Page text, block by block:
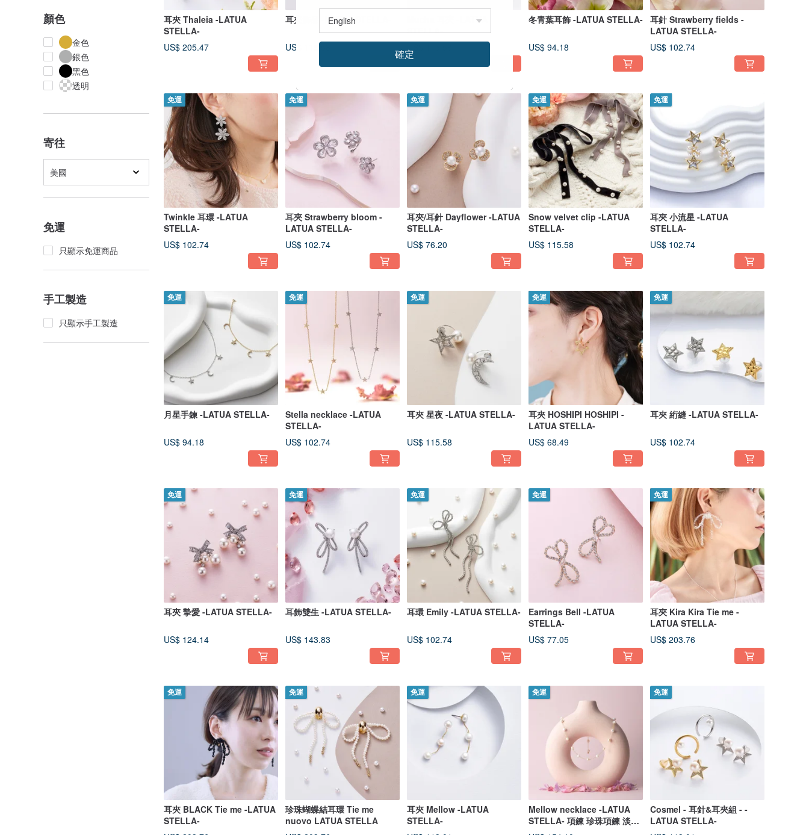
顏色
金色
銀色
黑色
透明
寄往
美國
免運
只顯示免運商品
手工製造
只顯示手工製造
耳夾 Thaleia -LATUA
STELLA-
US$ 205.47
耳夾飾品 -LATUA STELLA-
US$ 115.58
Mucha 耳夾 -LATUA
STELLA-
US$ 115.58
冬青葉耳飾 -LATUA STELLA-
US$ 94.18
耳針 Strawberry fields -
LATUA STELLA-
US$ 102.74
免運
Twinkle 耳環 -LATUA
STELLA-
US$ 102.74
免運
耳夾 Strawberry bloom -
LATUA STELLA-
US$ 102.74
免運
耳夾/耳針 Dayflower -LATUA
STELLA-
US$ 76.20
免運
Snow velvet clip -LATUA
STELLA-
US$ 115.58
免運
耳夾 小流星 -LATUA
STELLA-
US$ 102.74
免運
月星手鍊 -LATUA STELLA-
US$ 94.18
免運
Stella necklace -LATUA
STELLA-
US$ 102.74
免運
耳夾 星夜 -LATUA STELLA-
US$ 115.58
免運
耳夾 HOSHIPI HOSHIPI -
LATUA STELLA-
US$ 68.49
免運
耳夾 絎縫 -LATUA STELLA-
US$ 102.74
免運
耳夾 摯愛 -LATUA STELLA-
US$ 124.14
免運
耳飾雙生 -LATUA STELLA-
US$ 143.83
免運
耳環 Emily -LATUA STELLA-
US$ 102.74
免運
Earrings Bell -LATUA
STELLA-
US$ 77.05
免運
耳夾 Kira Kira Tie me -
LATUA STELLA-
US$ 203.76
免運
耳夾 BLACK Tie me -LATUA
STELLA-
免運
珍珠蝴蝶結耳環 Tie me
nuovo LATUA STELLA
免運
耳夾 Mellow -LATUA
STELLA-
免運
Mellow necklace -LATUA
STELLA- 項鍊 珍珠項鍊 淡水
珍珠 項鍊 女 手作
免運
Cosmel - 耳針&耳夾組 - -
LATUA STELLA-
確定